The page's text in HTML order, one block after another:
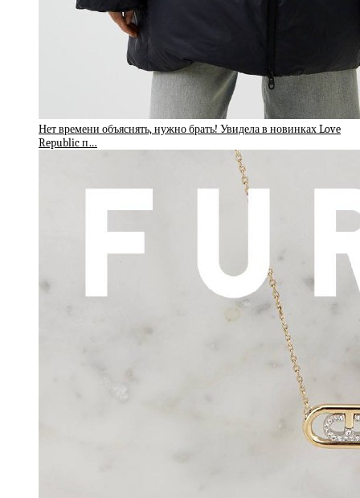
Нет времени объяснять, нужно брать! Увидела в новинках Love
Republic п…